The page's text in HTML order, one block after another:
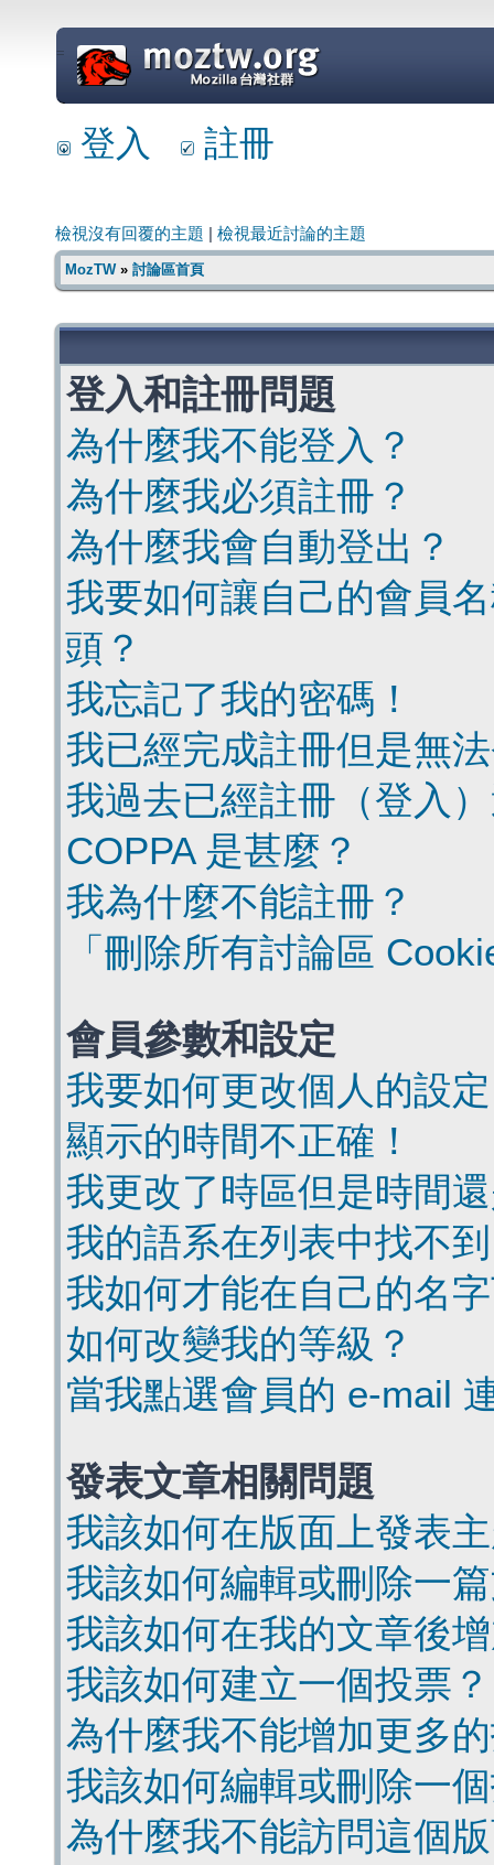
=
登入 註冊
檢視沒有回覆的主題 檢視最近討論的主題
MozTW» 討論區首頁
登入和註冊問題
為什麼我不能登入？
為什麼我必須註冊？
為什麼我會自動登出？
我要如何讓自己的會員
頭？
我忘記了我的密碼！
我已經完成註冊但是無
我過去已經註冊（登入
COPPA 是甚麼？
我為什麼不能註冊？
「刪除所有討論區
會員參數和設定
我要如何更改個人的設
顯示的時間不正確！
我更改了時區但是時間
我的語系在列表中找不
我如何才能在自己的名
如何改變我的等級？
當我點選會員的 e-mail
發表文章相關問題
我該如何在版面上發表
我該如何編輯或刪除一
我該如何在我的文章後
我該如何建立一個投票？
為什麼我不能增加更多
我該如何編輯或刪除一
為什麼我不能訪問這個